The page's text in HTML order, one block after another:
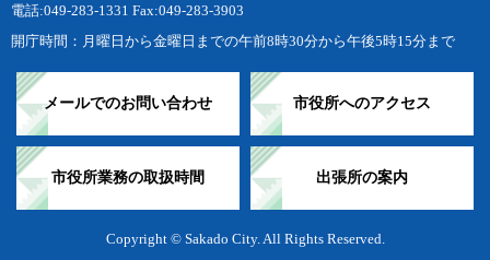
電話:049-283-1331 Fax:049-283-3903
開庁時間：月曜日から金曜日までの午前8時30分から午後5時15分まで
メールでのお問い合わせ 市役所へのアクセス
市役所業務の取扱時間 出張所の案内
Copyright © Sakado City. All Rights Reserved.